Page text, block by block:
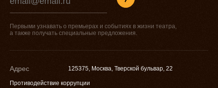
Первыми узнавать о премьерах и событиях в жизни театра,
а также получать специальные предложения.
Противодействие коррупции
Адрес 125375, Москва, Тверской бульвар, 22